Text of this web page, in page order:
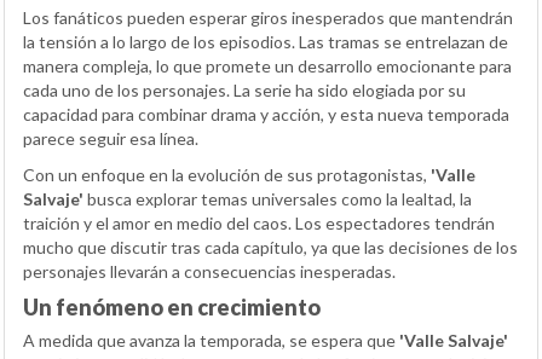
Los fanáticos pueden esperar giros inesperados que mantendrán
la tensión a lo largo de los episodios. Las tramas se entrelazan de
manera compleja, lo que promete un desarrollo emocionante para
cada uno de los personajes. La serie ha sido elogiada por su
capacidad para combinar drama y acción, y esta nueva temporada
parece seguir esa línea.
Con un enfoque en la evolución de sus protagonistas, 'Valle
Salvaje' busca explorar temas universales como la lealtad, la
traición y el amor en medio del caos. Los espectadores tendrán
mucho que discutir tras cada capítulo, ya que las decisiones de los
personajes llevarán a consecuencias inesperadas.
Un fenómeno en crecimiento
A medida que avanza la temporada, se espera que 'Valle Salvaje'